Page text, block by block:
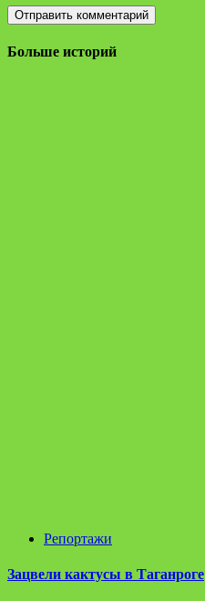
Больше историй
Репортажи
Зацвели кактусы в Таганроге